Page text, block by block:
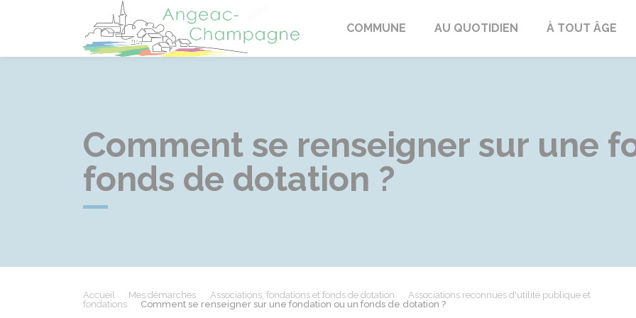
Angeac-Champagne
COMMUNE AU QUOTIDIEN À TOUT ÂGE
Comment se renseigner sur une
fonds de dotation ?
Accueil Mes démarches Associations, fondations et fonds de dotation
Associations reconnues d'utilité publique et
fondations
Comment se renseigner sur une fondation ou un fonds de dotation ?